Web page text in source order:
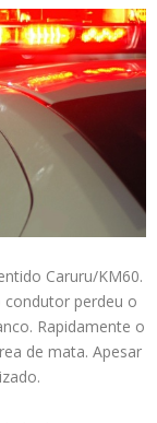
Caruru/KM60.
perdeu o
Rapidamente o
de mata. Apesar